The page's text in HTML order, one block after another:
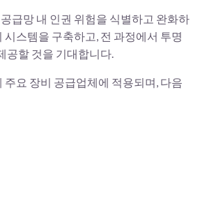
급망 내 인권 위험을 식별하고 완화하
시스템을 구축하고, 전 과정에서 투명
공할 것을 기대합니다.
주요 장비 공급업체에 적용되며, 다음